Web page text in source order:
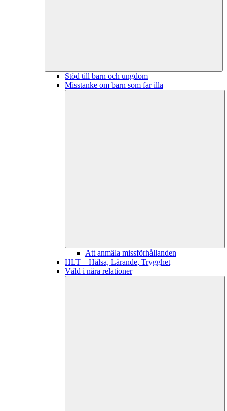
Stöd till barn och ungdom
Misstanke om barn som far illa
Att anmäla missförhållanden
HLT – Hälsa, Lärande, Trygghet
Våld i nära relationer